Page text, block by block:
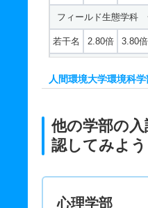
フィールド生態学科
若干名 2.80倍 3.80倍
2人 4.50倍 5.50倍
2人 4.70倍 6.50倍
人間環境大学環境科
他の学部の
認してみよう
心理学部